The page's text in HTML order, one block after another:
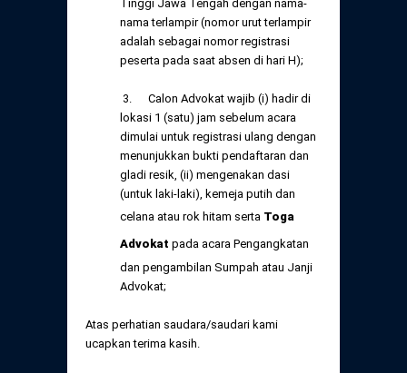
Tinggi Jawa Tengah dengan nama-
nama terlampir (nomor urut terlampir
adalah sebagai nomor registrasi
peserta pada saat absen di hari H);
3. Calon Advokat wajib (i) hadir di
lokasi 1 (satu) jam sebelum acara
dimulai untuk registrasi ulang dengan
menunjukkan bukti pendaftaran dan
gladi resik, (ii) mengenakan dasi
(untuk laki-laki), kemeja putih dan
celana atau rok hitam serta Toga
Advokat pada acara Pengangkatan
dan pengambilan Sumpah atau Janji
Advokat;
Atas perhatian saudara/saudari kami
ucapkan terima kasih.